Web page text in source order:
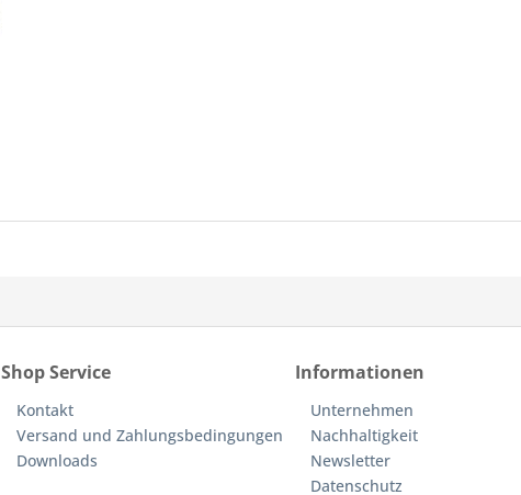
Shop Service
Kontakt
Versand und Zahlungsbedingungen
Downloads
Informationen
Unternehmen
Nachhaltigkeit
Newsletter
Datenschutz